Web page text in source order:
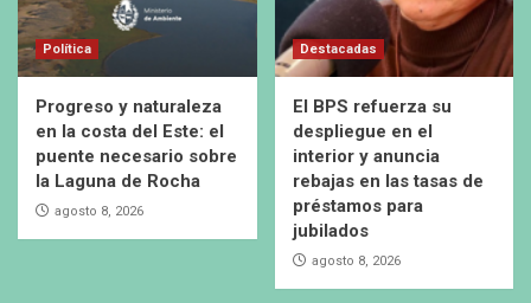
Política
Progreso y naturaleza
en la costa del Este: el
puente necesario sobre
la Laguna de Rocha
agosto 8, 2026
Destacadas
El BPS refuerza su
despliegue en el
interior y anuncia
rebajas en las tasas de
préstamos para
jubilados
agosto 8, 2026